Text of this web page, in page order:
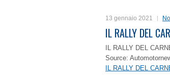
13 gennaio 2021
IL RALLY DEL
IL RALLY DEL
Source:
IL RALLY DEL